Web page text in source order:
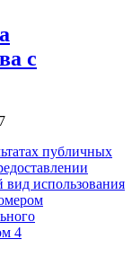
с
публичных
использования
4